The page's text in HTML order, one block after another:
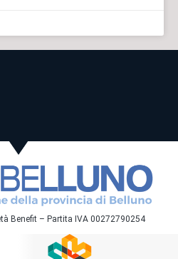
Benefit – Partita IVA 00272790254